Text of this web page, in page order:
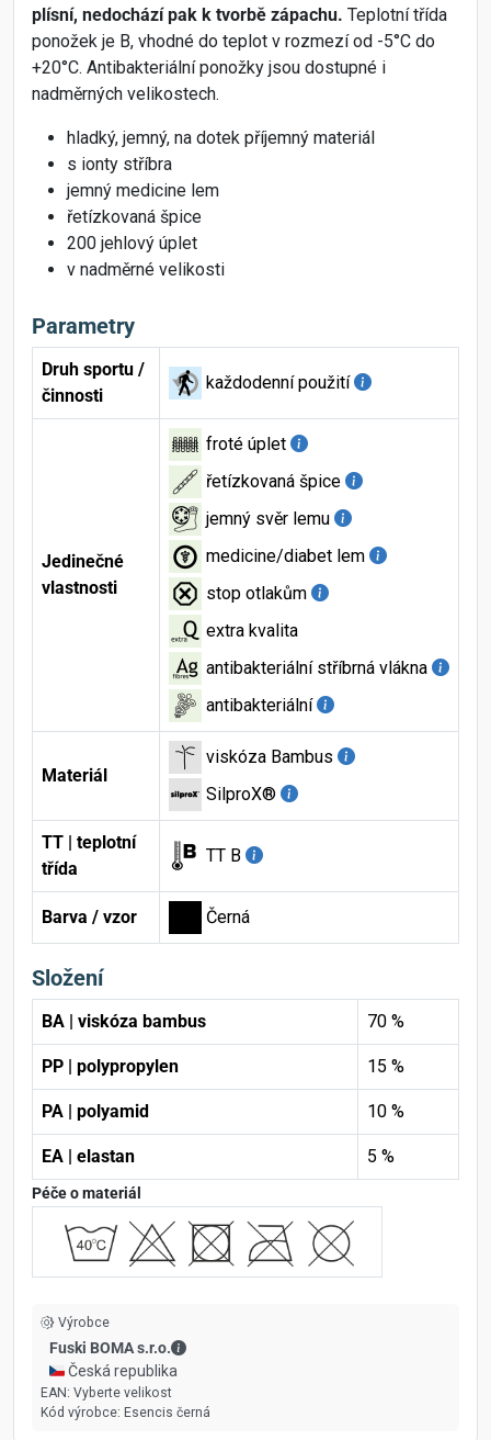
plísní, nedochází pak k tvorbě zápachu. Teplotní třída
ponožek je B, vhodné do teplot v rozmezí od -5°C do
+20°C. Antibakteriální ponožky jsou dostupné i
nadměrných velikostech.
hladký, jemný, na dotek příjemný materiál
s ionty stříbra
jemný medicine lem
řetízkovaná špice
200 jehlový úplet
v nadměrné velikosti
Parametry
Druh sportu /
činnosti
každodenní použití
Jedinečné
vlastnosti
froté úplet
řetízkovaná špice
jemný svěr lemu
medicine/diabet lem
stop otlakům
extra kvalita
antibakteriální stříbrná vlákna
antibakteriální
Materiál
viskóza Bambus
SilproX®
TT | teplotní
třída
TT B
Barva / vzor Černá
Složení
BA | viskóza bambus 70 %
PP | polypropylen 15 %
PA | polyamid 10 %
EA | elastan 5 %
Péče o materiál
Výrobce
Fuski BOMA s.r.o.
Fuski BOMA s.r.o. - Kontaktní údaje
🇨🇿 Česká republika
EAN: Vyberte velikost
Kód výrobce: Esencis černá